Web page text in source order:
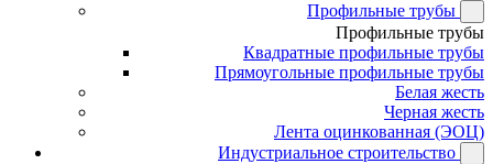
Профильные трубы
Профильные трубы
Квадратные профильные трубы
Прямоугольные профильные трубы
Белая жесть
Черная жесть
Лента оцинкованная (ЭОЦ)
Индустриальное строительство